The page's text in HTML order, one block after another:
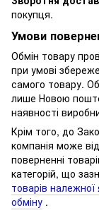
покупця.
Умови
Обмін товару
при умові
самого товару.
лише Новою
наявності
Крім того, до
компанія може
поверненні
категорій, що
товарів
обміну .